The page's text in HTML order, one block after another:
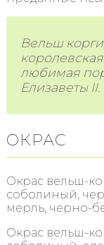
Вельш
любимая
Елизаветы II.
ОКРАС
Окрас вельш-
соболиный,
мерль, черно-
Окрас вельш-